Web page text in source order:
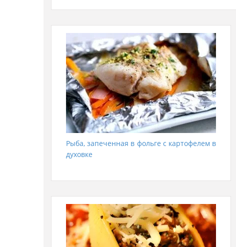
Рыба, запеченная в фольге с картофелем в
духовке